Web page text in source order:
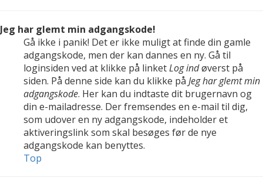
Jeg har glemt min adgangskode!
Gå ikke i panik! Det er ikke muligt at finde din gamle
adgangskode, men der kan dannes en ny. Gå til
loginsiden ved at klikke på linketLog indøverst på
siden. På denne side kan du klikke på Jeg har glemt min
adgangskode. Her kan du indtaste dit brugernavn og
din e-mailadresse. Der fremsendes en e-mail til dig,
som udover en ny adgangskode, indeholder et
aktiveringslink som skal besøges før de nye
adgangskode kan benyttes.
Top